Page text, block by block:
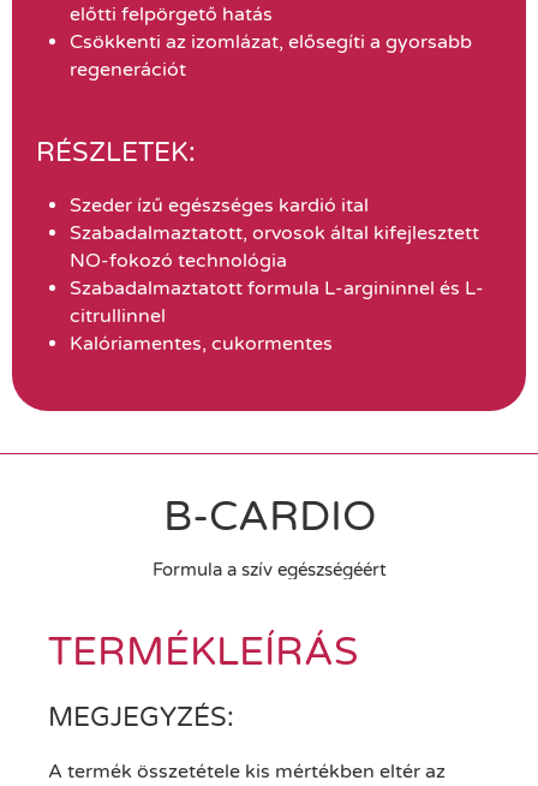
előtti felpörgető hatás
Csökkenti az izomlázat, elősegíti a gyorsabb
regenerációt
RÉSZLETEK:
Szeder ízű egészséges kardió ital
Szabadalmaztatott, orvosok által kifejlesztett
NO-fokozó technológia
Szabadalmaztatott formula L-argininnel és L-
citrullinnel
Kalóriamentes, cukormentes
B-CARDIO
Formula a szív egészségéért
TERMÉKLEÍRÁS
MEGJEGYZÉS:
A termék összetétele kis mértékben eltér az